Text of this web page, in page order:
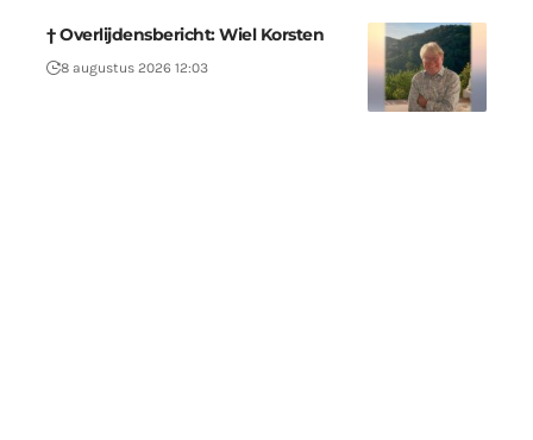
† Overlijdensbericht: Wiel Korsten
8 augustus 2026 12:03